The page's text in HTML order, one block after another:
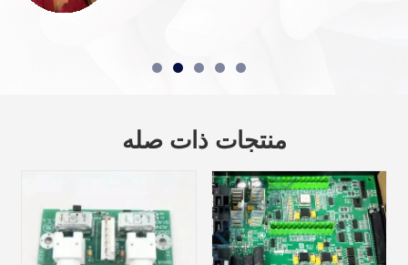
منتجات ذات صله